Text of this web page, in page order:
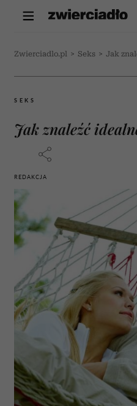
Zwierciadlo.pl > Seks > Jak
SEKS
Jak znaleźć
REDAKCJA